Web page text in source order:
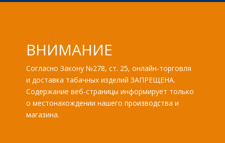
ВНИМАНИЕ
Согласно Закону №278, ст. 25, онлайн-торговля
и доставка табачных изделий ЗАПРЕЩЕНА.
Содержание веб-страницы информирует только
о местонахождении нашего производства и
магазина.